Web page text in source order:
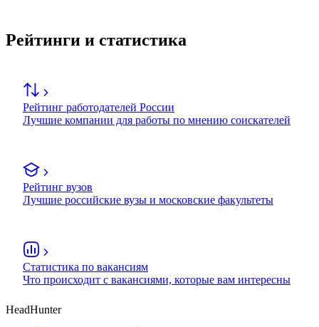
Рейтинги и статистика
Рейтинг работодателей России
Лучшие компании для работы по мнению соискателей
Рейтинг вузов
Лучшие российские вузы и московские факультеты
Статистика по вакансиям
Что происходит с вакансиями, которые вам интересны
HeadHunter